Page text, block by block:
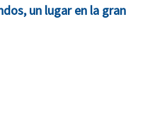
un lugar en la gran